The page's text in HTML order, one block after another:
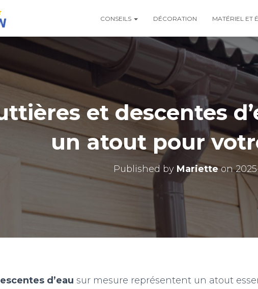
CONSEILS DÉCORATION MATÉRIEL ET
et descentes
un atout pour
Published by Marietteon
d’eau sur mesure représentent un atout